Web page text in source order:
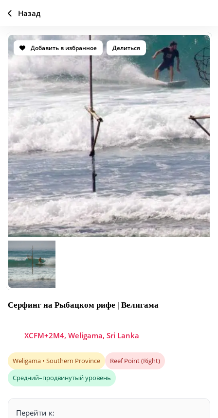
Добавить в избранное Делиться
Серфинг на Рыбацком рифе | Велигама
XCFM+2M4, Weligama, Sri Lanka
Weligama • Southern Province
Reef Point (Right)
Средний–продвинутый уровень
Перейти к:
Назад